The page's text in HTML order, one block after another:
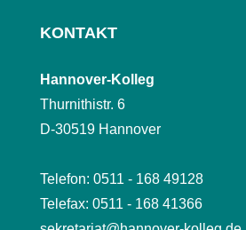
KONTAKT
Hannover-Kolleg
Thurnithistr. 6
D-30519 Hannover
Telefon: 0511 - 168 49128
Telefax: 0511 - 168 41366